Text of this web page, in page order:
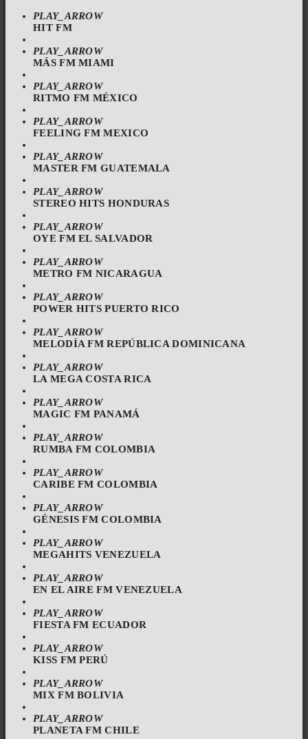
PLAY_ARROW
HIT FM
PLAY_ARROW
MÁS FM MIAMI
PLAY_ARROW
RITMO FM MÉXICO
PLAY_ARROW
FEELING FM MEXICO
PLAY_ARROW
MASTER FM GUATEMALA
PLAY_ARROW
STEREO HITS HONDURAS
PLAY_ARROW
OYE FM EL SALVADOR
PLAY_ARROW
METRO FM NICARAGUA
PLAY_ARROW
POWER HITS PUERTO RICO
PLAY_ARROW
MELODÍA FM REPÚBLICA DOMINICANA
PLAY_ARROW
LA MEGA COSTA RICA
PLAY_ARROW
MAGIC FM PANAMÁ
PLAY_ARROW
RUMBA FM COLOMBIA
PLAY_ARROW
CARIBE FM COLOMBIA
PLAY_ARROW
GÉNESIS FM COLOMBIA
PLAY_ARROW
MEGAHITS VENEZUELA
PLAY_ARROW
EN EL AIRE FM VENEZUELA
PLAY_ARROW
FIESTA FM ECUADOR
PLAY_ARROW
KISS FM PERÚ
PLAY_ARROW
MIX FM BOLIVIA
PLAY_ARROW
PLANETA FM CHILE